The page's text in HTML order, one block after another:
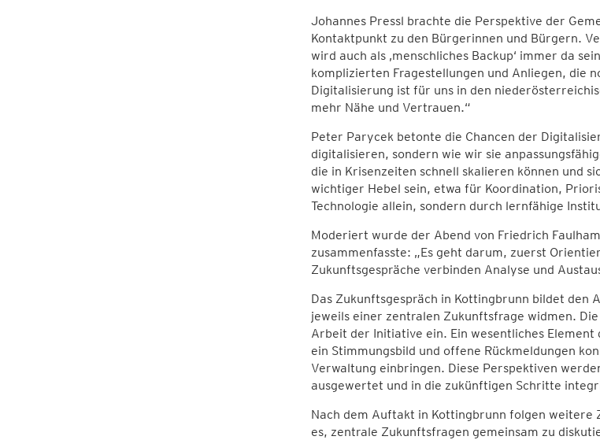
Johannes Pressl brachte die Perspektive der
Kontaktpunkt zu den Bürgerinnen und Bürgern.
wird auch als ‚menschliches Backup‘ immer da
komplizierten Fragestellungen und Anliegen, die
Digitalisierung ist für uns in den
mehr Nähe und Vertrauen.“
Peter Parycek betonte die Chancen der
digitalisieren, sondern wie wir sie
die in Krisenzeiten schnell skalieren können und
wichtiger Hebel sein, etwa für Koordination,
Technologie allein, sondern durch lernfähige
Moderiert wurde der Abend von Friedrich
zusammenfasste: „Es geht darum, zuerst
Zukunftsgespräche verbinden Analyse und
Das Zukunftsgespräch in Kottingbrunn bildet
jeweils einer zentralen Zukunftsfrage widmen.
Arbeit der Initiative ein. Ein wesentliches Element
ein Stimmungsbild und offene Rückmeldungen
Verwaltung einbringen. Diese Perspektiven
ausgewertet und in die zukünftigen Schritte
Nach dem Auftakt in Kottingbrunn folgen weitere
es, zentrale Zukunftsfragen gemeinsam zu